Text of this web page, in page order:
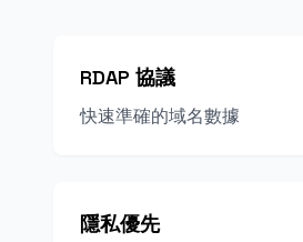
RDAP 協議
快速準確的域名數據
隱私優先